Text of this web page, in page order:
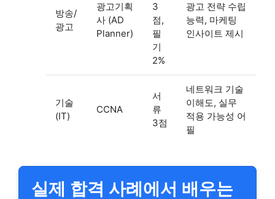
방송/
광고
광고기획
사 (AD
Planner)
3
점,
필
기
2%
광고 전략 수립
능력, 마케팅
인사이트 제시
기술
(IT)
CCNA
서
류
3점
네트워크 기술
이해도, 실무
적용 가능성 어
필
실제 합격 사례에서 배우는